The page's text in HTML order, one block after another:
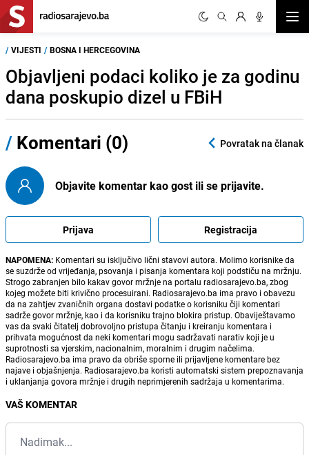
/ VIJESTI / BOSNA I HERCEGOVINA
Objavljeni podaci koliko je za godinu
dana poskupio dizel u FBiH
/ Komentari (0) Povratak na članak
Objavite komentar kao gost ili se prijavite.
Prijava Registracija
NAPOMENA: Komentari su isključivo lični stavovi autora. Molimo korisnike da
se suzdrže od vrijeđanja, psovanja i pisanja komentara koji podstiču na mržnju.
Strogo zabranjen bilo kakav govor mržnje na portalu radiosarajevo.ba, zbog
kojeg možete biti krivično procesuirani. Radiosarajevo.ba ima pravo i obavezu
da na zahtjev zvaničnih organa dostavi podatke o korisniku čiji komentari
sadrže govor mržnje, kao i da korisniku trajno blokira pristup. Obaviještavamo
vas da svaki čitatelj dobrovoljno pristupa čitanju i kreiranju komentara i
prihvata mogućnost da neki komentari mogu sadržavati narativ koji je u
suprotnosti sa vjerskim, nacionalnim, moralnim i drugim načelima.
Radiosarajevo.ba ima pravo da obriše sporne ili prijavljene komentare bez
najave i objašnjenja. Radiosarajevo.ba koristi automatski sistem prepoznavanja
i uklanjanja govora mržnje i drugih neprimjerenih sadržaja u komentarima.
VAŠ KOMENTAR